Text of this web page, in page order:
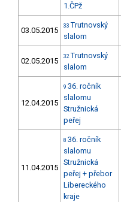
1.ČPž
03.05.2015 33 Trutnovský
slalom
02.05.2015 32 Trutnovský
slalom
12.04.2015
9 36. ročník
slalomu
Stružnická
peřej
11.04.2015
8 36. ročník
slalomu
Stružnická
peřej + přebor
Libereckého
kraje